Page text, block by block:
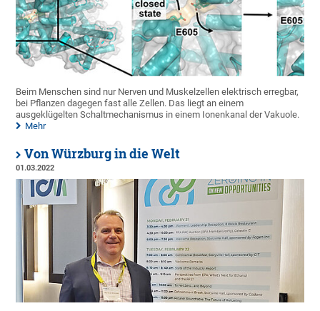
Beim Menschen sind nur Nerven und Muskelzellen elektrisch erregbar,
bei Pflanzen dagegen fast alle Zellen. Das liegt an einem
ausgeklügelten Schaltmechanismus in einem Ionenkanal der Vakuole.
Mehr
Von Würzburg in die Welt
01.03.2022